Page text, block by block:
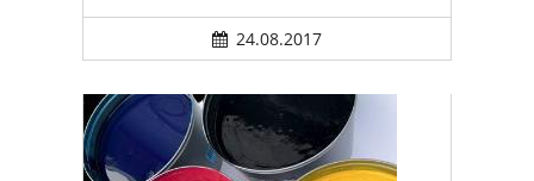
24.08.2017